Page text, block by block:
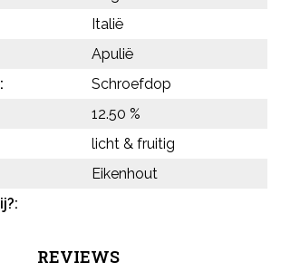
Italië
Apulië
Schroefdop
12.50 %
licht & fruitig
Eikenhout
REVIEWS